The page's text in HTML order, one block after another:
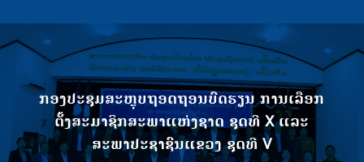
ກອງປະຊຸມສະຫຼຸບຖອດຖອນບົດຮຽນ ການເລືອກ
ຕັ້ງສະມາຊິກສະພາແຫ່ງຊາດ ຊຸດທີ X ແລະ
ສະພາປະຊາຊົນແຂວງ ຊຸດທີ V